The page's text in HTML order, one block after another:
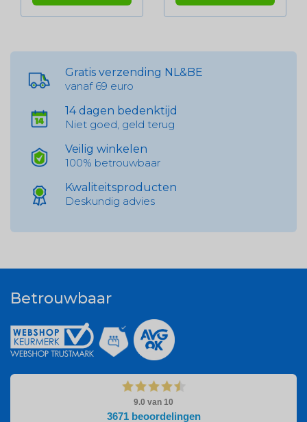
Gratis verzending NL&BE
vanaf 69 euro
14 dagen bedenktijd
Niet goed, geld terug
Veilig winkelen
100% betrouwbaar
Kwaliteitsproducten
Deskundig advies
Betrouwbaar